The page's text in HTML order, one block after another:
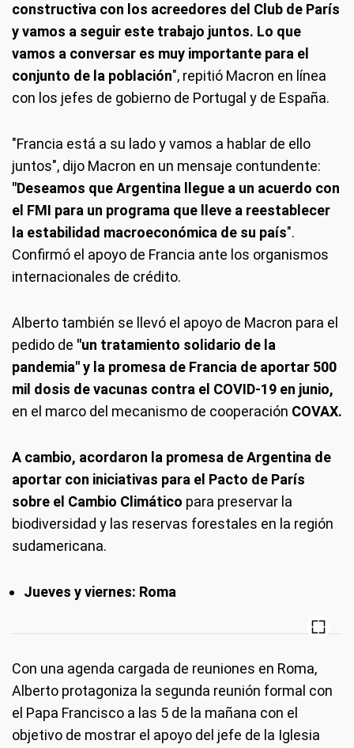
constructiva con los acreedores del Club de París
y vamos a seguir este trabajo juntos. Lo que
vamos a conversar es muy importante para el
conjunto de la población", repitió Macron en línea
con los jefes de gobierno de Portugal y de España.
"Francia está a su lado y vamos a hablar de ello
juntos", dijo Macron en un mensaje contundente:
"Deseamos que Argentina llegue a un acuerdo con
el FMI para un programa que lleve a reestablecer
la estabilidad macroeconómica de su país".
Confirmó el apoyo de Francia ante los organismos
internacionales de crédito.
Alberto también se llevó el apoyo de Macron para el
pedido de "un tratamiento solidario de la
pandemia" y la promesa de Francia de aportar 500
mil dosis de vacunas contra el COVID-19 en junio,
en el marco del mecanismo de cooperación COVAX.
A cambio, acordaron la promesa de Argentina de
aportar con iniciativas para el Pacto de París
sobre el Cambio Climático para preservar la
biodiversidad y las reservas forestales en la región
sudamericana.
Jueves y viernes: Roma
Con una agenda cargada de reuniones en Roma,
Alberto protagoniza la segunda reunión formal con
el Papa Francisco a las 5 de la mañana con el
objetivo de mostrar el apoyo del jefe de la Iglesia